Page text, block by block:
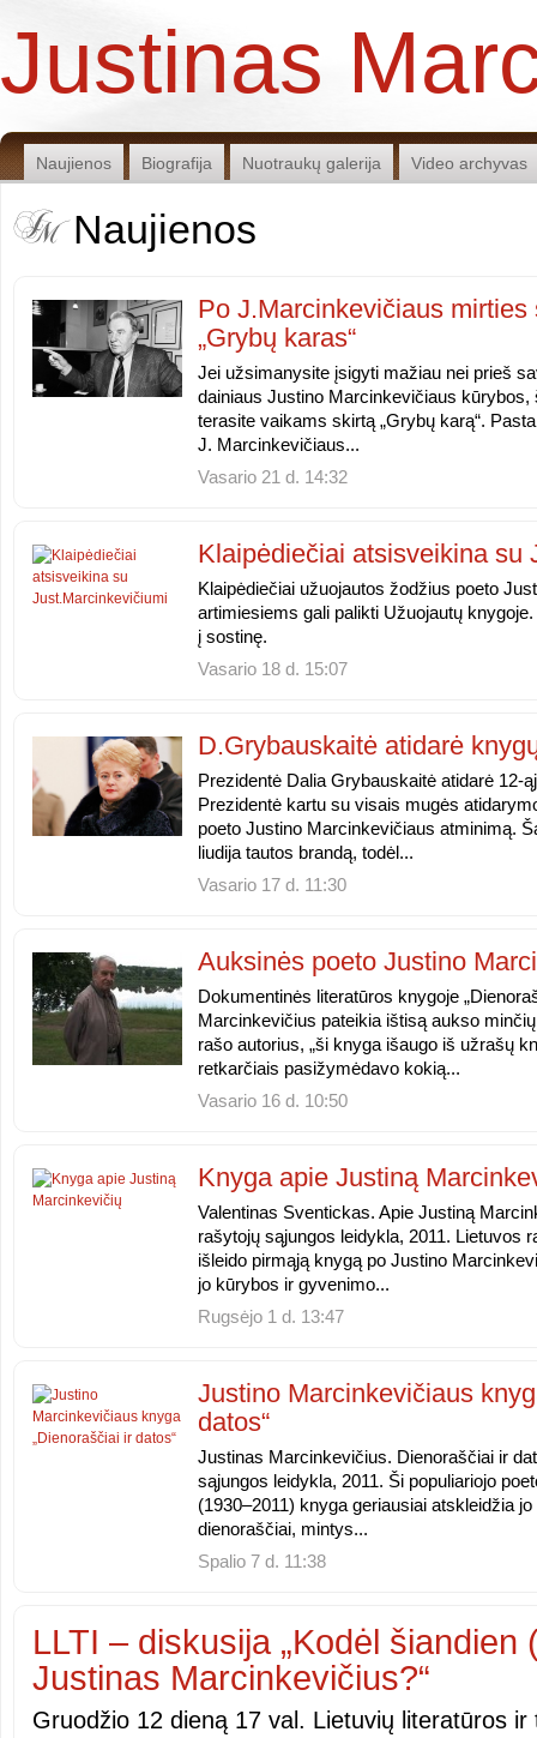
Justinas
Naujienos Biografija Nuotraukų galerija Video archyvas
Naujienos
Po J.Marcinkevičiaus
„Grybų karas“
Jei užsimanysite įsigyti mažiau nei prieš
dainiaus Justino Marcinkevičiaus
terasite vaikams skirtą „Grybų karą“.
J. Marcinkevičiaus...
Vasario 21 d. 14:32
Klaipėdiečiai atsisveikina su
Klaipėdiečiai užuojautos žodžius poeto
artimiesiems gali palikti Užuojautų
į sostinę.
Vasario 18 d. 15:07
D.Grybauskaitė atidarė
Prezidentė Dalia Grybauskaitė atidarė 12-
Prezidentė kartu su visais mugės
poeto Justino Marcinkevičiaus atminimą.
liudija tautos brandą, todėl...
Vasario 17 d. 11:30
Auksinės poeto Justino
Dokumentinės literatūros knygoje
Marcinkevičius pateikia ištisą aukso
rašo autorius, „ši knyga išaugo iš užrašų
retkarčiais pasižymėdavo kokią...
Vasario 16 d. 10:50
Knyga apie Justiną
Valentinas Sventickas. Apie Justiną
rašytojų sąjungos leidykla, 2011. Lietuvos
išleido pirmąją knygą po Justino
jo kūrybos ir gyvenimo...
Rugsėjo 1 d. 13:47
Justino Marcinkevičiaus
datos“
Justinas Marcinkevičius. Dienoraščiai ir
sąjungos leidykla, 2011. Ši populiariojo
(1930–2011) knyga geriausiai atskleidžia
dienoraščiai, mintys...
Spalio 7 d. 11:38
LLTI – diskusija „Kodėl šiandien
Justinas Marcinkevičius?“
Gruodžio 12 dieną 17 val. Lietuvių literatūros